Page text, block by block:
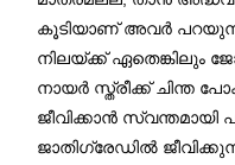
കൂടിയാണ് അവര്‍
നിലയ്ക്ക് ഏതെങ്കിലും
നായര്‍ സ്ത്രീക്ക് ചിന്ത
ജീവിക്കാന്‍
ജാതിഗ്രേഡില്‍